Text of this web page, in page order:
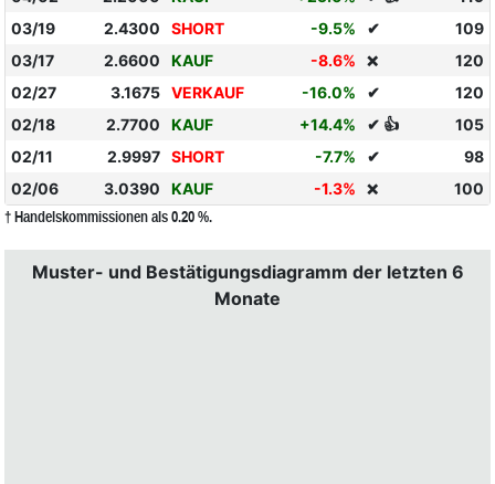
03/19
2.4300 SHORT -9.5% ✔
109
03/17
2.6600 KAUF -8.6% ❌
120
02/27
3.1675 VERKAUF -16.0% ✔
120
02/18
2.7700 KAUF +14.4% ✔ 👍
105
02/11
2.9997 SHORT -7.7% ✔
98
02/06
3.0390 KAUF -1.3% ❌ 100
† Handelskommissionen als 0.20 %.
Muster- und Bestätigungsdiagramm der letzten 6
Monate